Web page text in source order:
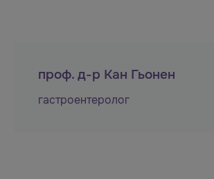
проф. д-р Кан Гьонен
гастроентеролог